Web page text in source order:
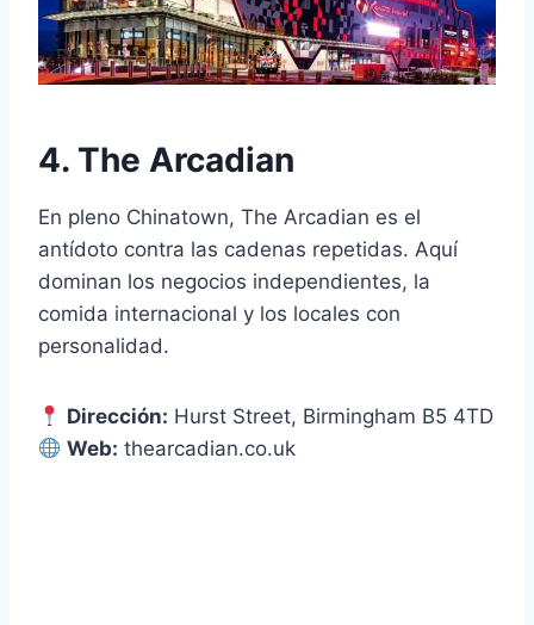
4. The Arcadian
En pleno Chinatown, The Arcadian es el
antídoto contra las cadenas repetidas. Aquí
dominan los negocios independientes, la
comida internacional y los locales con
personalidad.
Dirección: Hurst Street, Birmingham B5 4TD
Web: thearcadian.co.uk